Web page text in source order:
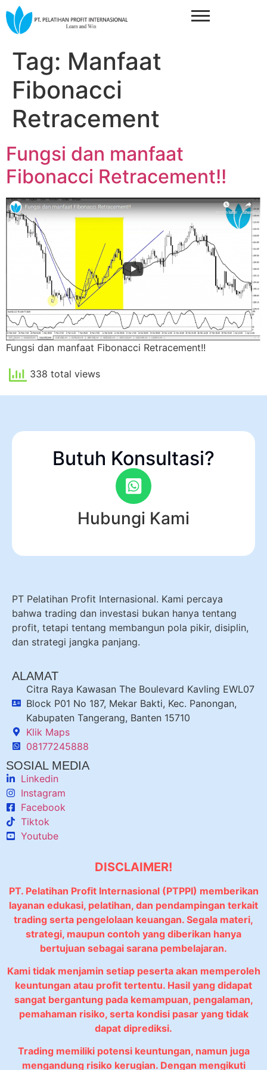
Tag: Manfaat
Fibonacci
Retracement
Fungsi dan manfaat
Fibonacci Retracement!!
Fungsi dan manfaat Fibonacci Retracement!!
338 total views
Butuh Konsultasi?
Hubungi Kami
PT Pelatihan Profit Internasional. Kami percaya
bahwa trading dan investasi bukan hanya tentang
profit, tetapi tentang membangun pola pikir, disiplin,
dan strategi jangka panjang.
ALAMAT
Citra Raya Kawasan The Boulevard Kavling EWL07
Block P01 No 187, Mekar Bakti, Kec. Panongan,
Kabupaten Tangerang, Banten 15710
Klik Maps
08177245888
SOSIAL MEDIA
Linkedin
Instagram
Facebook
Tiktok
Youtube
DISCLAIMER!
PT. Pelatihan Profit Internasional (PTPPI) memberikan
layanan edukasi, pelatihan, dan pendampingan terkait
trading serta pengelolaan keuangan. Segala materi,
strategi, maupun contoh yang diberikan hanya
bertujuan sebagai sarana pembelajaran.
Kami tidak menjamin setiap peserta akan memperoleh
keuntungan atau profit tertentu. Hasil yang didapat
sangat bergantung pada kemampuan, pengalaman,
pemahaman risiko, serta kondisi pasar yang tidak
dapat diprediksi.
Trading memiliki potensi keuntungan, namun juga
mengandung risiko kerugian. Dengan mengikuti